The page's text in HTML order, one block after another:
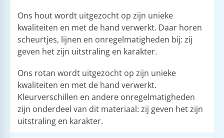
Ons hout wordt uitgezocht op zijn unieke
kwaliteiten en met de hand verwerkt. Daar horen
scheurtjes, lijnen en onregelmatigheden bij: zij
geven het zijn uitstraling en karakter.
Ons rotan wordt uitgezocht op zijn unieke
kwaliteiten en met de hand verwerkt.
Kleurverschillen en andere onregelmatigheden
zijn onderdeel van dit materiaal: zij geven het zijn
uitstraling en karakter.